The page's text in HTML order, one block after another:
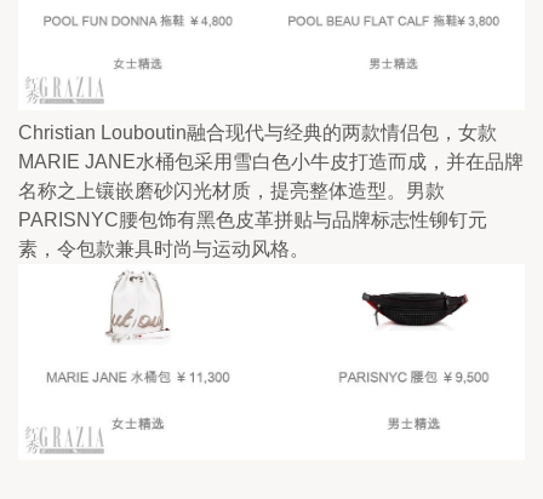
Christian Louboutin融合现代与经典的两款情侣包，女款
MARIE JANE水桶包采用雪白色小牛皮打造而成，并在品牌
名称之上镶嵌磨砂闪光材质，提亮整体造型。男款
PARISNYC腰包饰有黑色皮革拼贴与品牌标志性铆钉元
素，令包款兼具时尚与运动风格。